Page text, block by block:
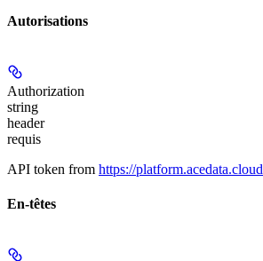
Autorisations
Authorization
string
header
requis
API token from https://platform.acedata.cloud
En-têtes